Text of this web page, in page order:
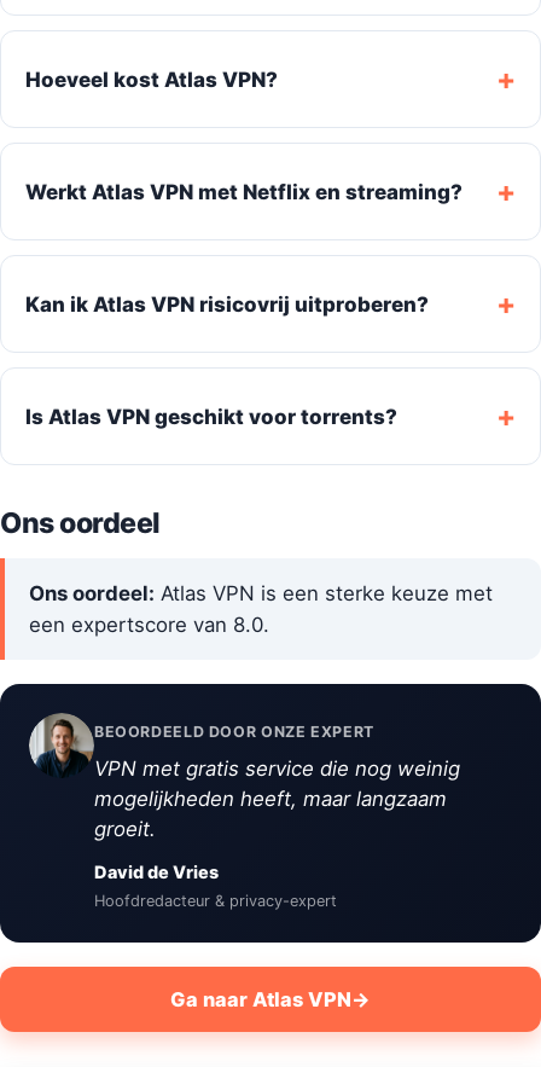
Hoeveel kost Atlas VPN?
Werkt Atlas VPN met Netflix en streaming?
Kan ik Atlas VPN risicovrij uitproberen?
Is Atlas VPN geschikt voor torrents?
Ons oordeel
Ons oordeel: Atlas VPN is een sterke keuze met
een expertscore van 8.0.
BEOORDEELD DOOR ONZE EXPERT
VPN met gratis service die nog weinig
mogelijkheden heeft, maar langzaam
groeit.
David de Vries
Hoofdredacteur & privacy-expert
Ga naar Atlas VPN→